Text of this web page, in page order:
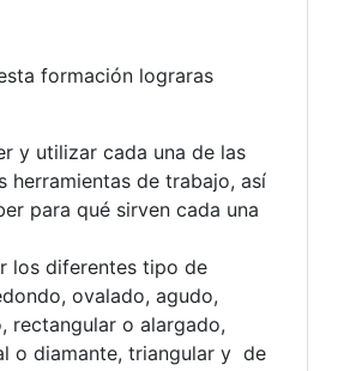
formación lograras
y utilizar cada una de las
herramientas de trabajo, así
para qué sirven cada una
los diferentes tipo de
ovalado, agudo,
rectangular o alargado,
o diamante, triangular y de